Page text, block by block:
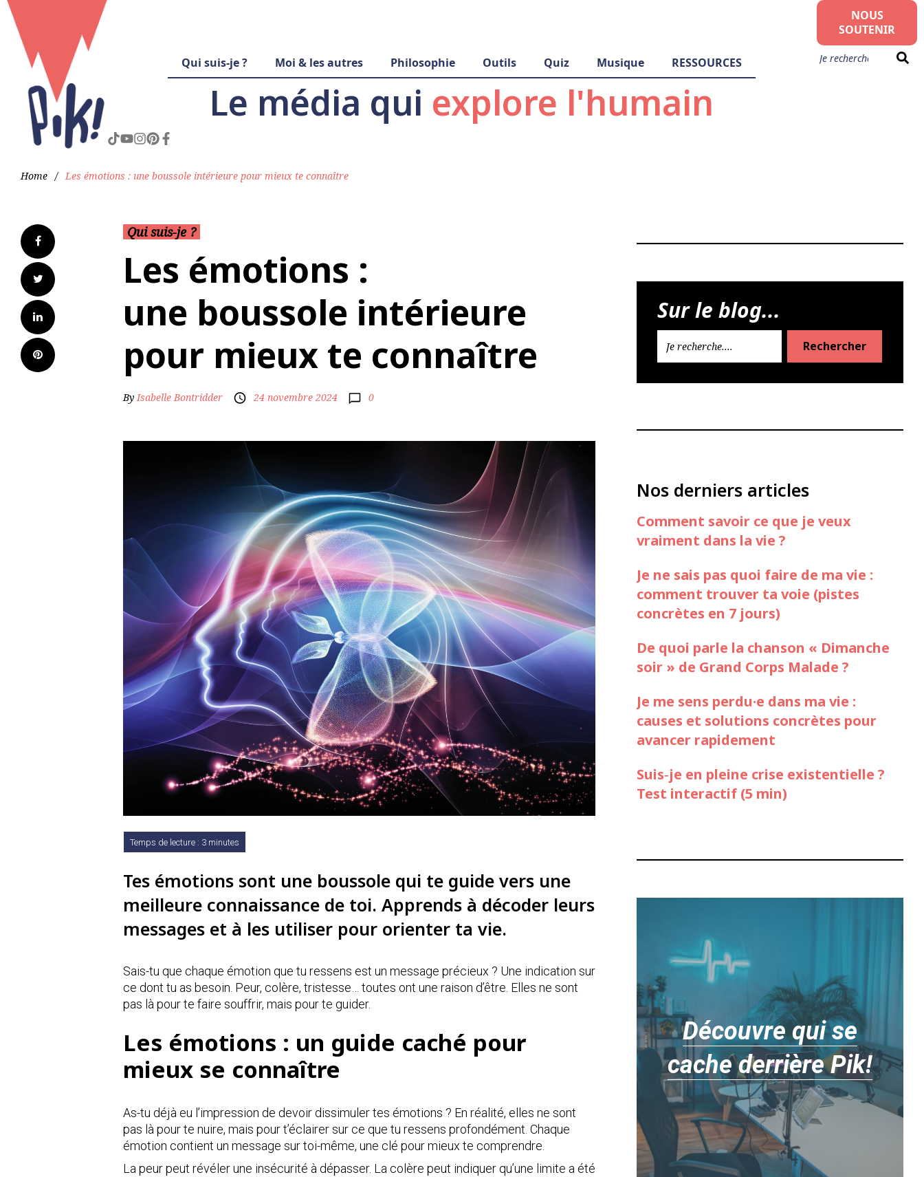
Qui suis-je ? Moi & les autres Philosophie Outils Quiz Musique RESSOURCES
Le média qui explore l'humain
NOUS
SOUTENIR
Home / Les émotions : une boussole intérieure pour mieux te connaître
Qui suis-je ?
Les émotions :
une boussole intérieure
pour mieux te connaître
ByIsabelle Bontridder 24 novembre 2024 0
Tes émotions sont une boussole qui te guide vers une
meilleure connaissance de toi. Apprends à décoder leurs
messages et à les utiliser pour orienter ta vie.
Sais-tu que chaque émotion que tu ressens est un message précieux ? Une indication sur
ce dont tu as besoin. Peur, colère, tristesse… toutes ont une raison d’être. Elles ne sont
pas là pour te faire souffrir, mais pour te guider.
Les émotions : un guide caché pour
mieux se connaître
As-tu déjà eu l’impression de devoir dissimuler tes émotions ? En réalité, elles ne sont
pas là pour te nuire, mais pour t’éclairer sur ce que tu ressens profondément. Chaque
émotion contient un message sur toi-même, une clé pour mieux te comprendre.
La peur peut révéler une insécurité à dépasser. La colère peut indiquer qu’une limite a été
Sur le blog...
Rechercher
Nos derniers articles
Comment savoir ce que je veux
vraiment dans la vie ?
Je ne sais pas quoi faire de ma vie :
comment trouver ta voie (pistes
concrètes en 7 jours)
De quoi parle la chanson « Dimanche
soir » de Grand Corps Malade ?
Je me sens perdu·e dans ma vie :
causes et solutions concrètes pour
avancer rapidement
Suis‑je en pleine crise existentielle ?
Test interactif (5 min)
Découvre qui se
cache derrière Pik!